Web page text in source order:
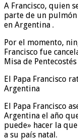
A Francisco, quien
parte de un
en Argentina .
Por el momento,
Francisco fue
Misa de
El Papa Francisco
Argentina
El Papa Francisco
Argentina el año
puede» hacer la
a su país natal.